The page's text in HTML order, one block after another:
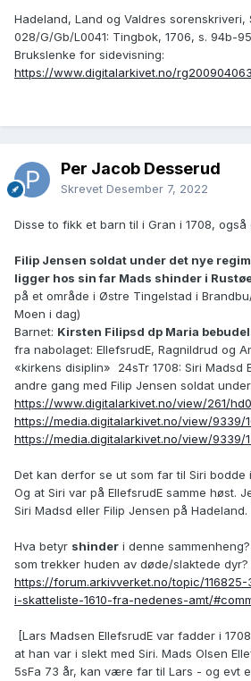
Hadeland, Land og Valdres sorenskriveri,
028/G/Gb/L0041: Tingbok, 1706, s. 94b-
Brukslenke for sidevisning:
https://www.digitalarkivet.no/
Per Jacob Desserud
Skrevet Desember 7, 2022
Disse to fikk et barn til i Gran i 1708,
Filip Jensen soldat under det nye
ligger hos sin far Mads shinder i
på et område i Østre Tingelstad i
Moen i dag)
Barnet: Kirsten Filipsd dp Maria
fra nabolaget: EllefsrudE, Ragnildrud og
«kirkens disiplin»
24sTr 1708: Siri Madsd
andre gang med Filip Jensen soldat
https://www.digitalarkivet.no/view/261/
https://media.digitalarkivet.no/view/9339/
https://media.digitalarkivet.no/view/9339/
Det kan derfor se ut som far til Siri bodde
Og at Siri var på EllefsrudE samme høst.
Siri Madsd eller Filip Jensen på Hadeland.
Hva betyr shinder i denne
som trekker huden av døde/slaktede dyr?
https://forum.arkivverket.no/topic/
i-skatteliste-1610-fra-nedenes-amt/
[Lars Madsen EllefsrudE var fadder i
at han var i slekt med Siri. Mads Olsen
5sFa 73 år, kan være far til Lars - og evt